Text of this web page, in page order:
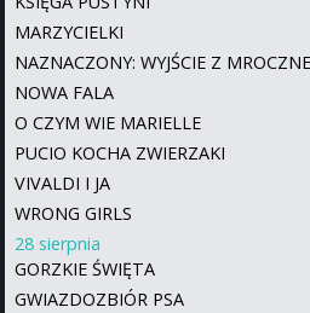
MARZYCIELKI
NAZNACZONY: WYJŚCIE Z
NOWA FALA
O CZYM WIE MARIELLE
PUCIO KOCHA ZWIERZAKI
VIVALDI I JA
WRONG GIRLS
28 sierpnia
GORZKIE ŚWIĘTA
GWIAZDOZBIÓR PSA